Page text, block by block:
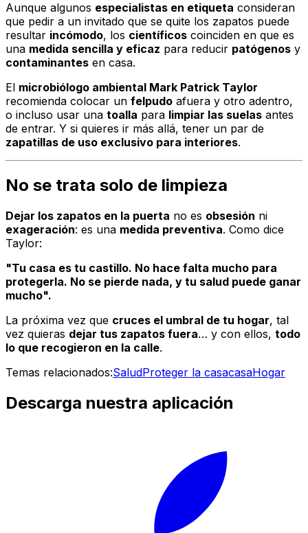
Aunque algunos especialistas en etiqueta consideran
que pedir a un invitado que se quite los zapatos puede
resultar incómodo, los científicos coinciden en que es
una medida sencilla y eficaz para reducir patógenos y
contaminantes en casa.
El microbiólogo ambiental Mark Patrick Taylor
recomienda colocar un felpudo afuera y otro adentro,
o incluso usar una toalla para limpiar las suelas antes
de entrar. Y si quieres ir más allá, tener un par de
zapatillas de uso exclusivo para interiores.
No se trata solo de limpieza
Dejar los zapatos en la puerta no es obsesión ni
exageración: es una medida preventiva. Como dice
Taylor:
"Tu casa es tu castillo. No hace falta mucho para
protegerla. No se pierde nada, y tu salud puede ganar
mucho".
La próxima vez que cruces el umbral de tu hogar, tal
vez quieras dejar tus zapatos fuera… y con ellos, todo
lo que recogieron en la calle.
Temas relacionados:SaludProteger la casacasaHogar
Descarga nuestra aplicación